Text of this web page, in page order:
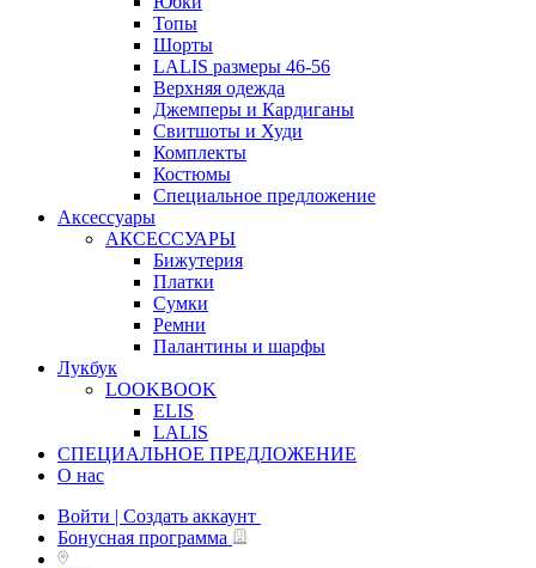
Топы
Шорты
LALIS размеры 46-56
Верхняя одежда
Джемперы и Кардиганы
Свитшоты и Худи
Комплекты
Костюмы
Специальное предложение
Аксессуары
АКСЕССУАРЫ
Бижутерия
Платки
Сумки
Ремни
Палантины и шарфы
Лукбук
LOOKBOOK
ELIS
LALIS
СПЕЦИАЛЬНОЕ ПРЕДЛОЖЕНИЕ
О нас
Войти | Создать аккаунт
Бонусная программа